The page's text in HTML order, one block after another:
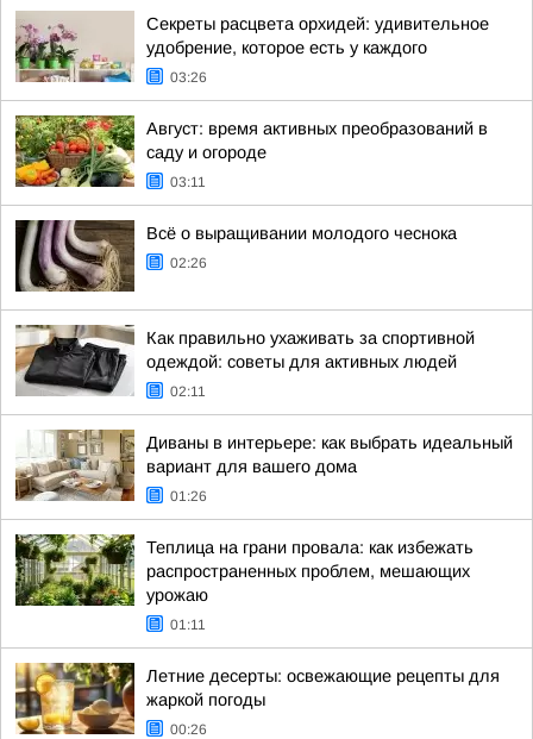
Секреты расцвета орхидей: удивительное
удобрение, которое есть у каждого
03:26
Август: время активных преобразований в
саду и огороде
03:11
Всё о выращивании молодого чеснока
02:26
Как правильно ухаживать за спортивной
одеждой: советы для активных людей
02:11
Диваны в интерьере: как выбрать идеальный
вариант для вашего дома
01:26
Теплица на грани провала: как избежать
распространенных проблем, мешающих
урожаю
01:11
Летние десерты: освежающие рецепты для
жаркой погоды
00:26